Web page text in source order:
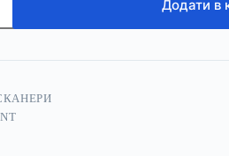
Додати в